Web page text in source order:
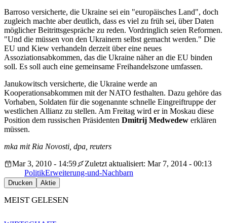
Barroso versicherte, die Ukraine sei ein "europäisches Land", doch
zugleich machte aber deutlich, dass es viel zu früh sei, über Daten
möglicher Beitrittsgespräche zu reden. Vordringlich seien Reformen.
"Und die müssen von den Ukrainern selbst gemacht werden." Die
EU und Kiew verhandeln derzeit über eine neues
Assoziationsabkommen, das die Ukraine näher an die EU binden
soll. Es soll auch eine gemeinsame Freihandelszone umfassen.
Janukowitsch versicherte, die Ukraine werde an
Kooperationsabkommen mit der NATO festhalten. Dazu gehöre das
Vorhaben, Soldaten für die sogenannte schnelle Eingreiftruppe der
westlichen Allianz zu stellen. Am Freitag wird er in Moskau diese
Position dem russischen Präsidenten Dmitrij Medwedew erklären
müssen.
mka mit Ria Novosti, dpa, reuters
Mar 3, 2010 - 14:59
Zuletzt aktualisiert: Mar 7, 2014 - 00:13
PolitikErweiterung-und-Nachbarn
Drucken Aktie
MEIST GELESEN